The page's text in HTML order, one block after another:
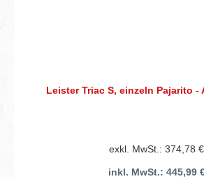
Leister Triac S, einzeln Pajarito -
exkl. MwSt.: 374,78 €
inkl. MwSt.: 445,99